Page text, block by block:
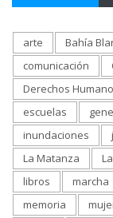
arte Bahía
comunicación
Derechos
escuelas
inundaciones
La Matanza
libros
marcha
memoria